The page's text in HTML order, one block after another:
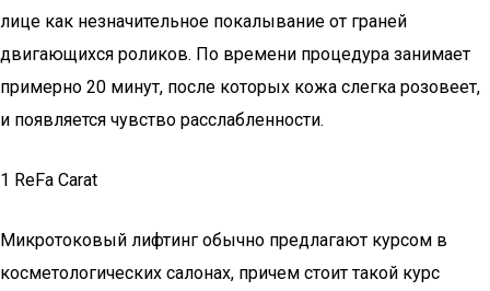
лице как незначительное покалывание от граней
двигающихся роликов. По времени процедура занимает
примерно 20 минут, после которых кожа слегка розовеет,
и появляется чувство расслабленности.
1 ReFa Carat
Микротоковый лифтинг обычно предлагают курсом в
косметологических салонах, причем стоит такой курс